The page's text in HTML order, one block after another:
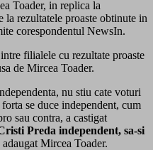
Toader, in replica la
rezultatele proaste obtinute in
corespondentul NewsIn.
filialele cu rezultate proaste
de Mircea Toader.
nu stiu cate voturi
se duce independent, cum
sau contra, a castigat
Preda independent, sa-si
adaugat Mircea Toader.